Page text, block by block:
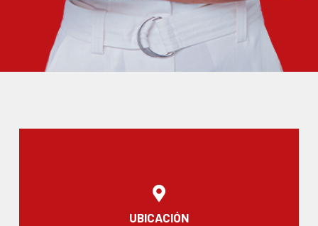
UBICACIÓN